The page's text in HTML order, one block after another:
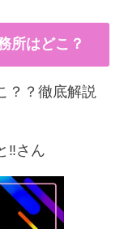
所はどこ？
？？徹底解説
‼︎さん